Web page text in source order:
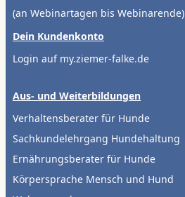
(an Webinartagen bis Webinarende)
Dein Kundenkonto
Login auf my.ziemer-falke.de
Aus- und Weiterbildungen
Verhaltensberater für Hunde
Sachkundelehrgang Hundehaltung
Ernährungsberater für Hunde
Körpersprache Mensch und Hund